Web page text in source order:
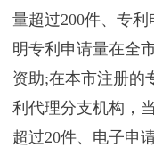
量超过200件、专
明专利申请量在全
资助;在本市注册的
利代理分支机构，
超过20件、电子申